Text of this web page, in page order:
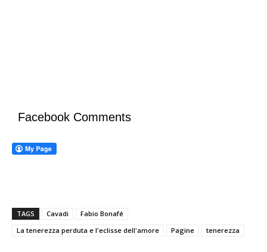
Facebook Comments
TAGS Cavadi
Fabio Bonafé
La tenerezza perduta e l'eclisse dell'amore
Pagine tenerezza